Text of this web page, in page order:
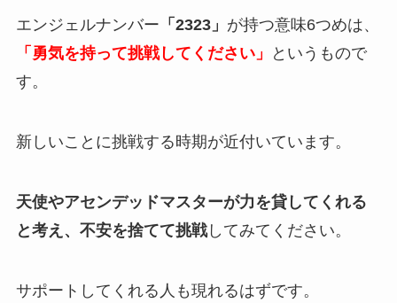
エンジェルナンバー 「2323」 が持つ意味6つめは、
「勇気を持って挑戦してください」
というもので
す。
新しいことに挑戦する時期が近付いています。
天使やアセンデッドマスターが力を貸してくれる
と考え、不安を捨てて挑戦してみてください。
サポートしてくれる人も現れるはずです。